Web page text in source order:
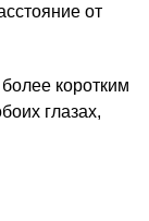
от
коротким
глазах,